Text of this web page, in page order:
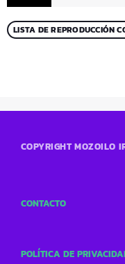
LISTA DE REPRODUCCIÓN
COPYRIGHT MOZOILO
CONTACTO
POLÍTICA DE